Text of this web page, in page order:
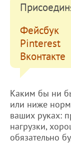
Фейсбук
Pinterest
Вконтакте
Каким бы ни
или ниже
ваших руках:
нагрузки,
обязательно